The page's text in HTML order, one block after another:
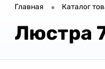
Главная • Каталог
Люстра